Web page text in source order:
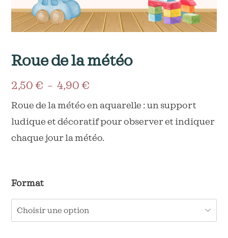
Roue de la météo
2,50 € – 4,90 €
de
prix :
2,50 €
Roue de la météo en aquarelle : un support
ludique et décoratif pour observer et indiquer
chaque jour la météo.
Format